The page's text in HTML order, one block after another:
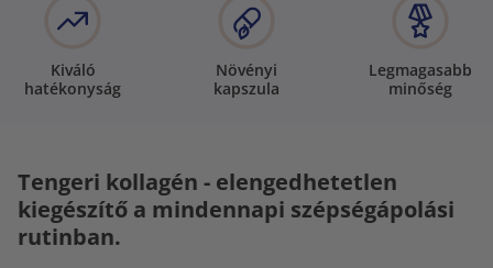
Kiváló
hatékonyság
Növényi
kapszula
Legmagasabb
minőség
Tengeri kollagén - elengedhetetlen
kiegészítő a mindennapi szépségápolási
rutinban.